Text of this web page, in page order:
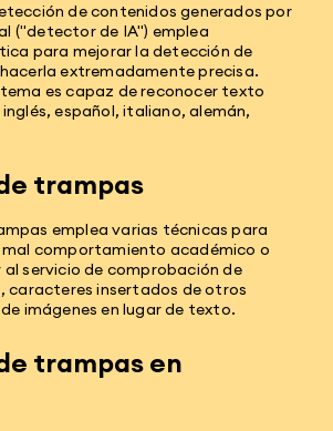
de contenidos generados por
("detector de IA") emplea
para mejorar la detección de
extremadamente precisa.
es capaz de reconocer texto
español, italiano, alemán,
trampas
emplea varias técnicas para
mal comportamiento académico o
servicio de comprobación de
caracteres insertados de otros
imágenes en lugar de texto.
trampas en